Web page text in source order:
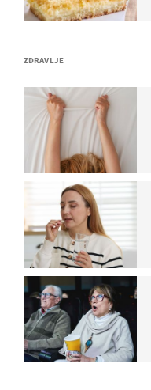
ZDRAVLJE